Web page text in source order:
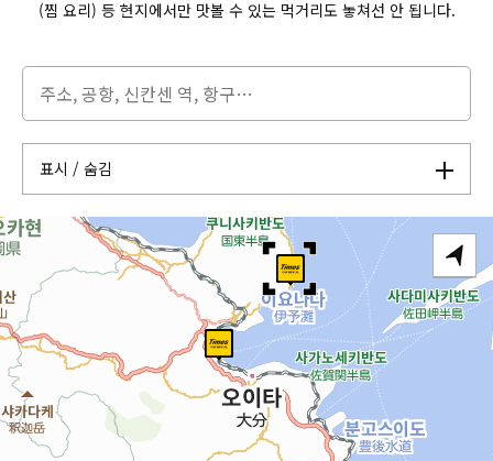
(찜 요리) 등 현지에서만 맛볼 수 있는 먹거리도 놓쳐선 안 됩니다.
표시 / 숨김